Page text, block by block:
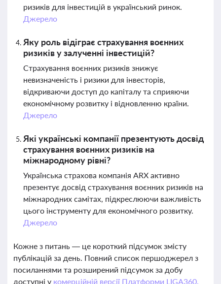
ризиків для інвестицій в український ринок.
Джерело
Яку роль відіграє страхування воєнних
ризиків у залученні інвестицій?
Страхування воєнних ризиків знижує
невизначеність і ризики для інвесторів,
відкриваючи доступ до капіталу та сприяючи
економічному розвитку і відновленню країни.
Джерело
Які українські компанії презентують досвід
страхування воєнних ризиків на
міжнародному рівні?
Українська страхова компанія ARX активно
презентує досвід страхування воєнних ризиків на
міжнародних самітах, підкреслюючи важливість
цього інструменту для економічного розвитку.
Джерело
Кожне з питань — це короткий підсумок змісту
публікацій за день. Повний список першоджерел з
посиланнями та розширений підсумок за добу
доступні у комерційній версії Платформи LIGA360.